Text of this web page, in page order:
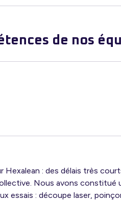
de nos
: des délais très
Nous avons constitué
essais : découpe laser,